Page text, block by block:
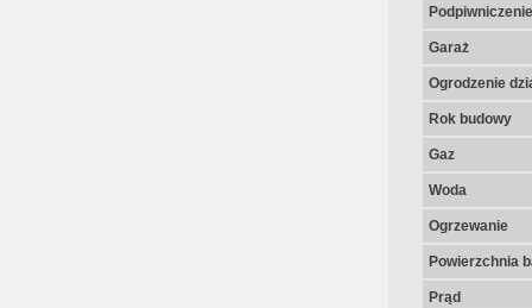
Podpiwniczenie
Garaż
Ogrodzenie
Rok budowy
Gaz
Woda
Ogrzewanie
Powierzchnia
Prąd